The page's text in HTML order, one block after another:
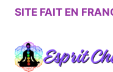
SITE FAIT EN